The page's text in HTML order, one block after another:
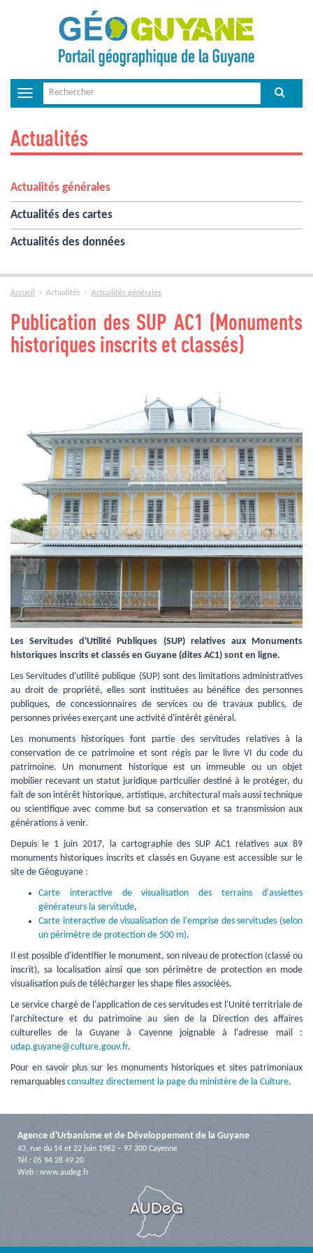
Toggle
navigation
Actualités
Actualités générales
Actualités des cartes
Actualités des données
Accueil Actualités Actualités générales
Publication des SUP AC1 (Monuments
historiques inscrits et classés)
Les Servitudes d'Utilité Publiques (SUP) relatives aux Monuments
historiques inscrits et classés en Guyane (dites AC1) sont en ligne.
Les Servitudes d'utilité publique (SUP) sont des limitations administratives
au droit de propriété, elles sont instituées au bénéfice des personnes
publiques, de concessionnaires de services ou de travaux publics, de
personnes privées exerçant une activité d'intérêt général.
Les monuments historiques font partie des servitudes relatives à la
conservation de ce patrimoine et sont régis par le livre VI du code du
patrimoine. Un monument historique est un immeuble ou un objet
mobilier recevant un statut juridique particulier destiné à le protéger, du
fait de son intérêt historique, artistique, architectural mais aussi technique
ou scientifique avec comme but sa conservation et sa transmission aux
générations à venir.
Depuis le 1 juin 2017, la cartographie des SUP AC1 relatives aux 89
monuments historiques inscrits et classés en Guyane est accessible sur le
site de Géoguyane :
Carte interactive de visualisation des terrains d'assiettes
générateurs la servitude,
Carte interactive de visualisation de l'emprise des servitudes (selon
un périmètre de protection de 500 m).
Il est possible d'identifier le monument, son niveau de protection (classé ou
inscrit), sa localisation ainsi que son périmètre de protection en mode
visualisation puis de télécharger les shape files associées.
Le service chargé de l'application de ces servitudes est l'Unité territriale de
l'architecture et du patrimoine au sien de la Direction des affaires
culturelles de la Guyane à Cayenne joignable à l'adresse mail :
udap.guyane@culture.gouv.fr.
Pour en savoir plus sur les monuments historiques et sites patrimoniaux
remarquables consultez directement la page du ministère de la Culture.
Agence d'Urbanisme et de Développement de la Guyane
43, rue du 14 et 22 juin 1962 – 97 300 Cayenne
Tél : 05 94 28 49 20
Web : www.audeg.fr